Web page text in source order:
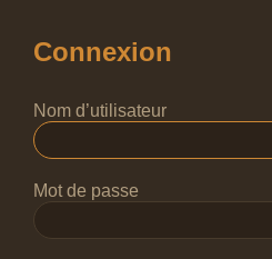
Connexion
Nom d’utilisateur
Mot de passe